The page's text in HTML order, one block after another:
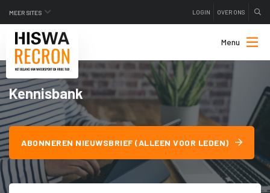
MEER SITES LOGIN OVER ONS
Menu
Kennisbank
ABONNEREN NIEUWSBRIEF (ALLEEN VOOR LEDEN)